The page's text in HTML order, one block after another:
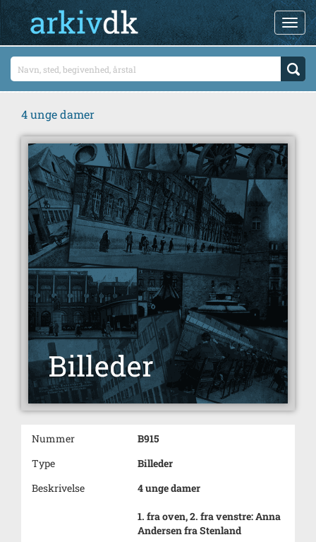
4 unge damer
Nummer
B915
Type
Billeder
Beskrivelse
4 unge damer
1. fra oven, 2. fra venstre: Anna
Andersen fra Stenland